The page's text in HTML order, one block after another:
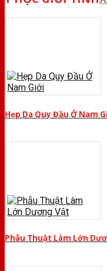
Hẹp Da Quy Đầu Ở Nam
Phẫu Thuật Làm Lớn